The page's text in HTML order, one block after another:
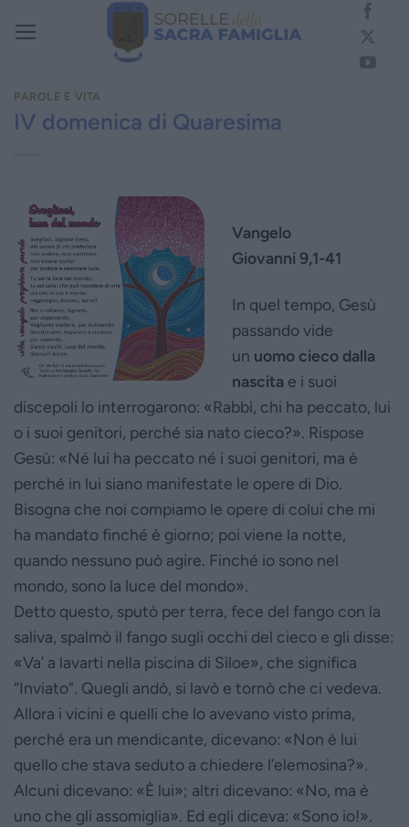
PAROLE E VITA
IV domenica di Quaresima
Vangelo
Giovanni 9,1-41
In quel tempo, Gesù
passando vide
un uomo cieco dalla
nascita e i suoi
discepoli lo interrogarono: «Rabbì, chi ha peccato, lui
o i suoi genitori, perché sia nato cieco?». Rispose
Gesù: «Né lui ha peccato né i suoi genitori, ma è
perché in lui siano manifestate le opere di Dio.
Bisogna che noi compiamo le opere di colui che mi
ha mandato finché è giorno; poi viene la notte,
quando nessuno può agire. Finché io sono nel
mondo, sono la luce del mondo».
Detto questo, sputò per terra, fece del fango con la
saliva, spalmò il fango sugli occhi del cieco e gli disse:
«Va’ a lavarti nella piscina di Sìloe», che significa
“Inviato”. Quegli andò, si lavò e tornò che ci vedeva.
Allora i vicini e quelli che lo avevano visto prima,
perché era un mendicante, dicevano: «Non è lui
quello che stava seduto a chiedere l’elemosina?».
Alcuni dicevano: «È lui»; altri dicevano: «No, ma è
uno che gli assomiglia». Ed egli diceva: «Sono io!».